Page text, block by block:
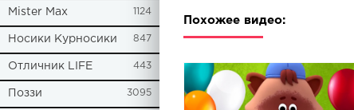
Mister Max 1124
Носики Курносики 847
Отличник LIFE 443
Поззи 3095
Похожее видео: